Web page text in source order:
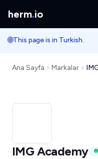
herm.io
🌐This page is in Turkish.
Ana Sayfa Markalar
IMG Academy